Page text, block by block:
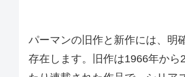
パーマンの旧作と新作には、明
存在します。旧作は1966年から